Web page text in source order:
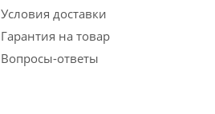
Условия доставки
Гарантия на товар
Вопросы-ответы